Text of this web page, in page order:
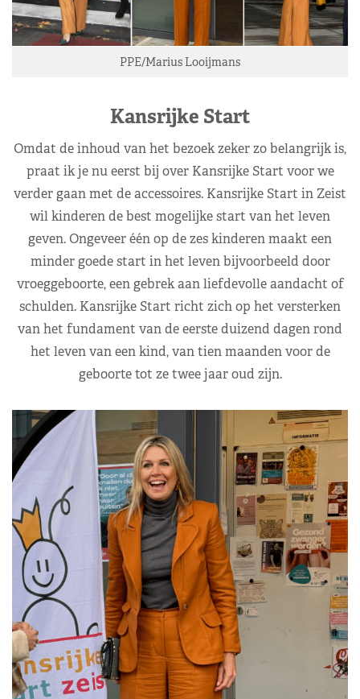
PPE/Marius Looijmans
Kansrijke Start
Omdat de inhoud van het bezoek zeker zo belangrijk is,
praat ik je nu eerst bij over Kansrijke Start voor we
verder gaan met de accessoires. Kansrijke Start in Zeist
wil kinderen de best mogelijke start van het leven
geven. Ongeveer één op de zes kinderen maakt een
minder goede start in het leven bijvoorbeeld door
vroeggeboorte, een gebrek aan liefdevolle aandacht of
schulden. Kansrijke Start richt zich op het versterken
van het fundament van de eerste duizend dagen rond
het leven van een kind, van tien maanden voor de
geboorte tot ze twee jaar oud zijn.